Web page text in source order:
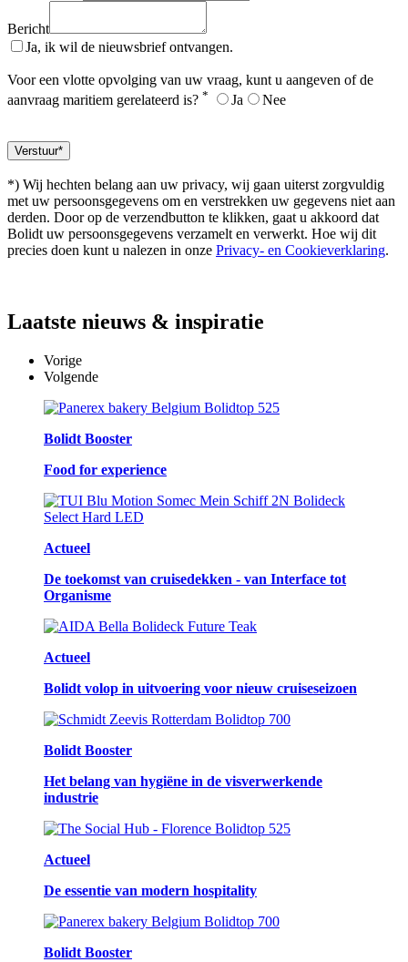
Bericht
Ja, ik wil de nieuwsbrief ontvangen.
Voor een vlotte opvolging van uw vraag, kunt u aangeven of de
aanvraag maritiem gerelateerd is? * Ja Nee
*) Wij hechten belang aan uw privacy, wij gaan uiterst zorgvuldig
met uw persoonsgegevens om en verstrekken uw gegevens niet aan
derden. Door op de verzendbutton te klikken, gaat u akkoord dat
Bolidt uw persoonsgegevens verzamelt en verwerkt. Hoe wij dit
precies doen kunt u nalezen in onze Privacy- en Cookieverklaring.
Laatste nieuws & inspiratie
Vorige
Volgende
Bolidt Booster
Food for experience
Actueel
De toekomst van cruisedekken - van Interface tot
Organisme
Actueel
Bolidt volop in uitvoering voor nieuw cruiseseizoen
Bolidt Booster
Het belang van hygiëne in de visverwerkende
industrie
Actueel
De essentie van modern hospitality
Bolidt Booster